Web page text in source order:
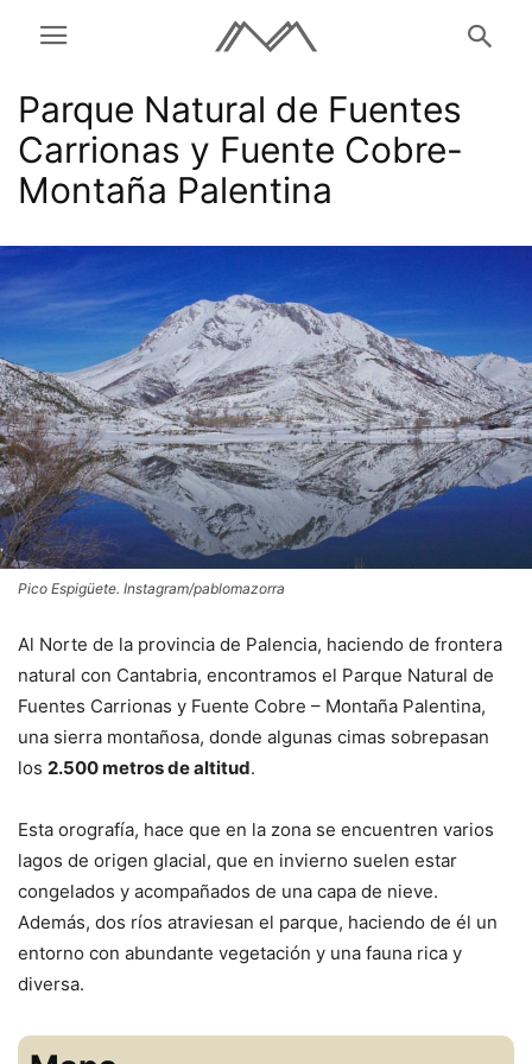
Parque Natural de Fuentes
Carrionas y Fuente Cobre-
Montaña Palentina
Pico Espigüete. Instagram/pablomazorra
Al Norte de la provincia de Palencia, haciendo de frontera
natural con Cantabria, encontramos el Parque Natural de
Fuentes Carrionas y Fuente Cobre – Montaña Palentina,
una sierra montañosa, donde algunas cimas sobrepasan
los 2.500 metros de altitud.
Esta orografía, hace que en la zona se encuentren varios
lagos de origen glacial, que en invierno suelen estar
congelados y acompañados de una capa de nieve.
Además, dos ríos atraviesan el parque, haciendo de él un
entorno con abundante vegetación y una fauna rica y
diversa.